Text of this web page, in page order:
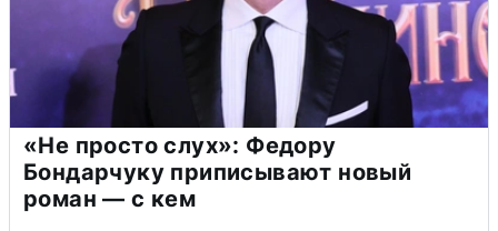
«Не просто слух»: Федору
Бондарчуку приписывают новый
роман — с кем